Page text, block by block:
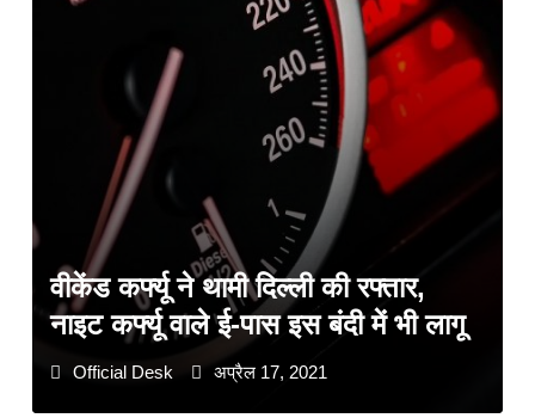
वीकेंड कर्फ्यू ने थामी दिल्ली की रफ्तार,
नाइट कर्फ्यू वाले ई-पास इस बंदी में भी लागू
Official Desk अप्रैल 17, 2021